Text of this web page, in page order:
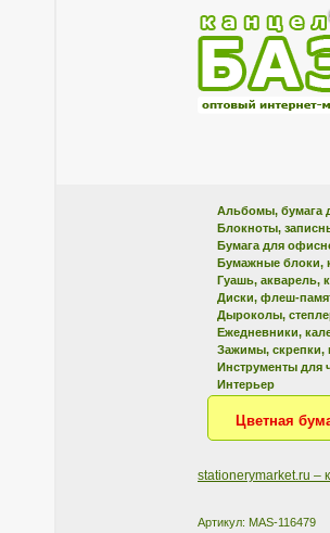
Альбомы, бумага
Блокноты,
Бумага для
Бумажные блоки,
Гуашь, акварель,
Диски, флеш-
Дыроколы,
Ежедневники,
Зажимы, скрепки,
Инструменты для
Интерьер
Цветная
stationerymarket.ru –
Артикул: MAS-116479